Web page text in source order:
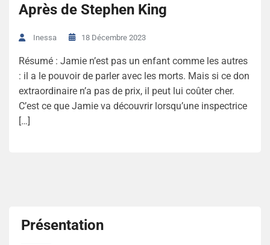
Après de Stephen King
Inessa 18 Décembre 2023
Résumé : Jamie n’est pas un enfant comme les autres
: il a le pouvoir de parler avec les morts. Mais si ce don
extraordinaire n’a pas de prix, il peut lui coûter cher.
C’est ce que Jamie va découvrir lorsqu’une inspectrice
[…]
Présentation